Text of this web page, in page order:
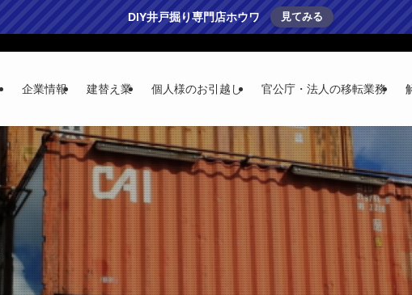
DIY井戸掘り専門店ホウワ 見てみる
企業情報 建替え業 個人様のお引越し 官公庁・法人の移転業務